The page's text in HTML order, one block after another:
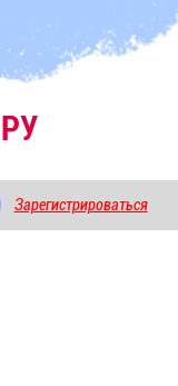
РУ
Зарегистрироваться